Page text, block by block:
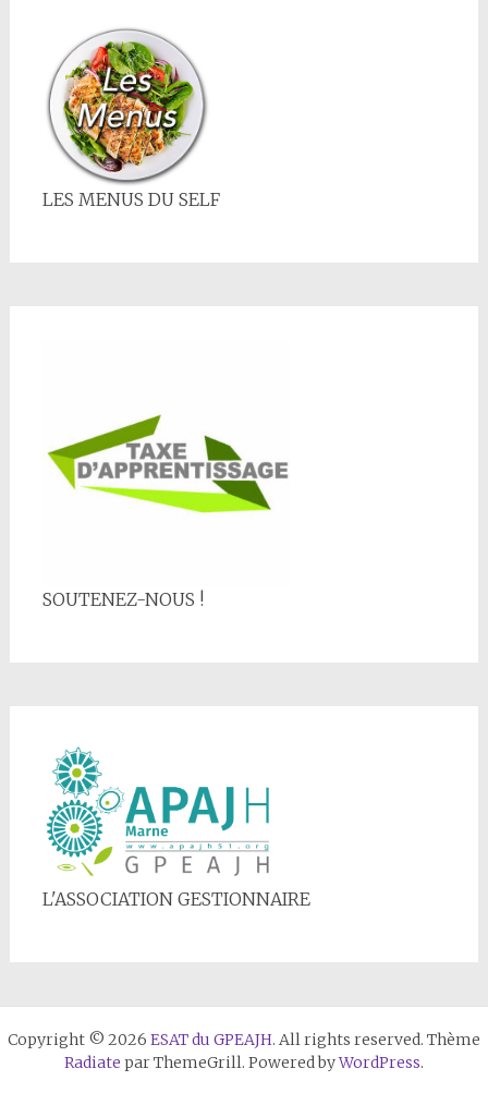
LES MENUS DU SELF
SOUTENEZ-NOUS !
L'ASSOCIATION GESTIONNAIRE
Copyright © 2026 ESAT du GPEAJH. All rights reserved. Thème
Radiate par ThemeGrill. Powered byWordPress.